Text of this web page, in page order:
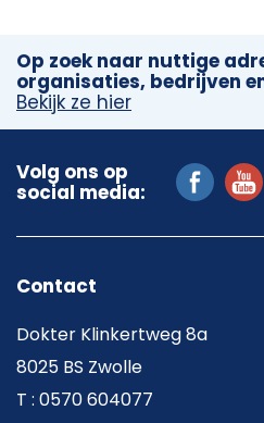
Op zoek naar nuttige
organisaties, bedrijven
Bekijk ze hier
Volg ons op
social media:
Contact
Dokter Klinkertweg 8a
8025 BS Zwolle
T : 0570 604077